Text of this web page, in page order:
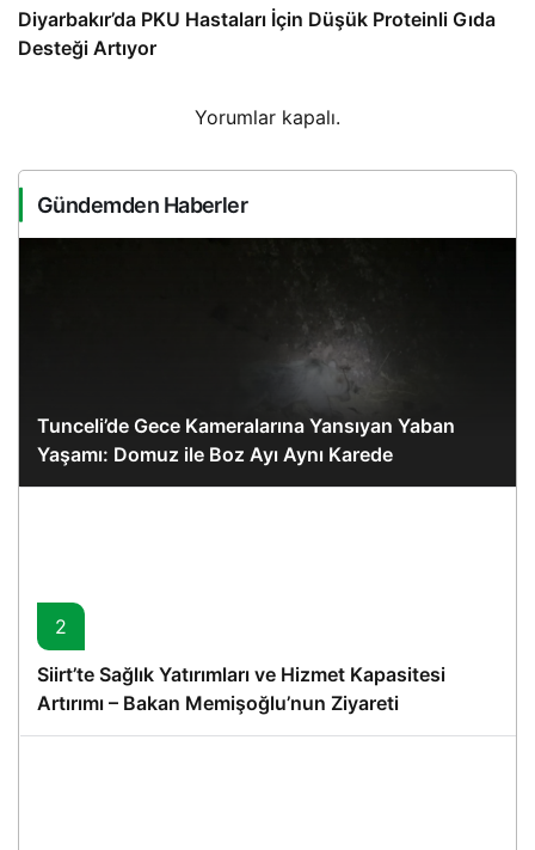
Diyarbakır’da PKU Hastaları İçin Düşük Proteinli Gıda
Desteği Artıyor
Yorumlar kapalı.
Gündemden Haberler
Tunceli’de Gece Kameralarına Yansıyan Yaban
Yaşamı: Domuz ile Boz Ayı Aynı Karede
2
Siirt’te Sağlık Yatırımları ve Hizmet Kapasitesi
Artırımı – Bakan Memişoğlu’nun Ziyareti